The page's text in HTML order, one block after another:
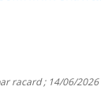
racard ; 14/06/2026